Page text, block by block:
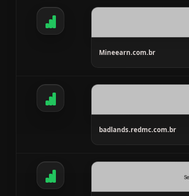
Mineearn.com.br
badlands.redmc.com.br